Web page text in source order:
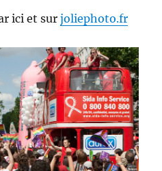
ici et surjoliephoto.fr